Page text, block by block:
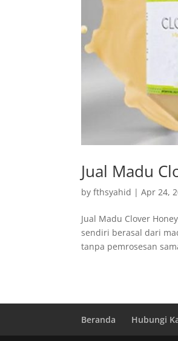
Jual Madu
byfthsyahid |Apr 24,
Jual Madu Clover
sendiri berasal dari
tanpa pemrosesan
Beranda Hubungi